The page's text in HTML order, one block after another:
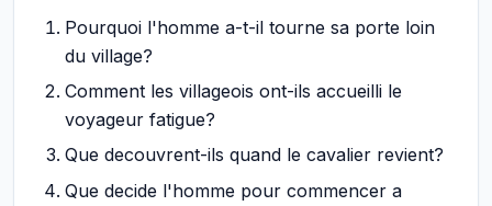
Pourquoi l'homme a-t-il tourne sa porte loin
du village?
Comment les villageois ont-ils accueilli le
voyageur fatigue?
Que decouvrent-ils quand le cavalier revient?
Que decide l'homme pour commencer a